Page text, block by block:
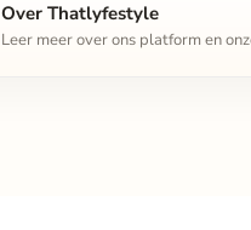
Over Thatlyfestyle
Leer meer over ons platform en